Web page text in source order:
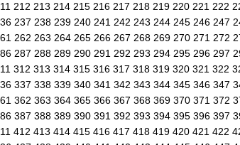
212 213 214 215 216 217 218 219 220 221 222
237 238 239 240 241 242 243 244 245 246 247
262 263 264 265 266 267 268 269 270 271 272
287 288 289 290 291 292 293 294 295 296 297
312 313 314 315 316 317 318 319 320 321 322
337 338 339 340 341 342 343 344 345 346 347
362 363 364 365 366 367 368 369 370 371 372
387 388 389 390 391 392 393 394 395 396 397
412 413 414 415 416 417 418 419 420 421 422